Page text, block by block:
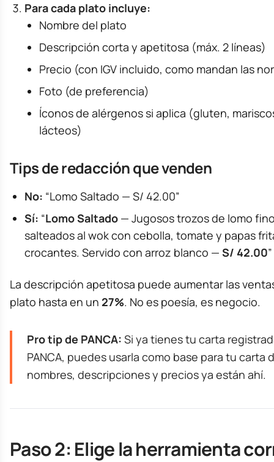
Para cada plato incluye:
Nombre del plato
Descripción corta y apetitosa (máx. 2 líneas)
Precio (con IGV incluido, como mandan las
Foto (de preferencia)
Íconos de alérgenos si aplica (gluten,
lácteos)
Tips de redacción que venden
No: “Lomo Saltado — S/ 42.00”
Sí: “Lomo Saltado — Jugosos trozos de lomo
salteados al wok con cebolla, tomate y papas
crocantes. Servido con arroz blanco — S/ 42.00”
La descripción apetitosa puede aumentar las
plato hasta en un 27%. No es poesía, es negocio.
Pro tip de PANCA: Si ya tienes tu carta
PANCA, puedes usarla como base para tu carta
nombres, descripciones y precios ya están ahí.
Paso 2: Elige la herramienta